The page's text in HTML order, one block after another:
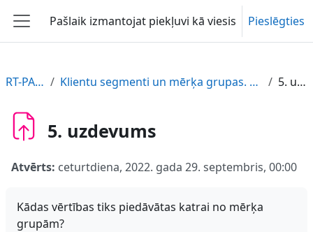
Sānu panelis
Pašlaik izmantojat piekļuvi kā viesis Pieslēgties
RT-PARTIKA-LV Klientu segmenti un mērķa grupas. Kā noteikt biznesam svarīgākos klientus. 5. uzdevums
5. uzdevums
Atvērts: ceturtdiena, 2022. gada 29. septembris, 00:00
Kādas vērtības tiks piedāvātas katrai no mērķa
grupām?